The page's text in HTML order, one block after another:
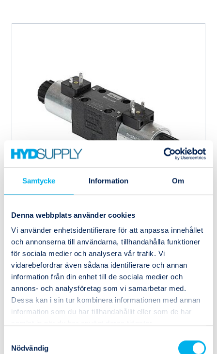
Samtycke Information Om
Denna webbplats använder cookies
Vi använder enhetsidentifierare för att anpassa innehållet
och annonserna till användarna, tillhandahålla funktioner
för sociala medier och analysera vår trafik. Vi
vidarebefordrar även sådana identifierare och annan
information från din enhet till de sociala medier och
annons- och analysföretag som vi samarbetar med.
Dessa kan i sin tur kombinera informationen med annan
information som du har tillhandahållit eller som de har
Nödvändig
D1VW004CNTW Parker
Riktningsventil NG6 230 VAC